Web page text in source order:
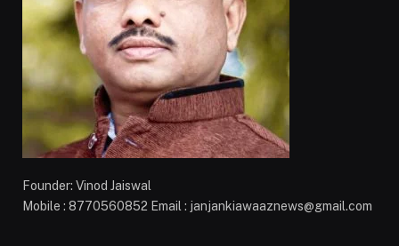
Founder: Vinod Jaiswal
Mobile : 8770560852 Email : janjankiawaaznews@gmail.com